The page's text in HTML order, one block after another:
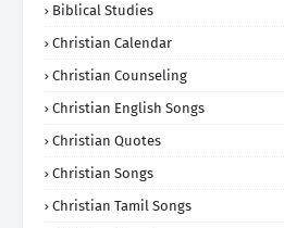
Biblical Studies
Christian Calendar
Christian Counseling
Christian English Songs
Christian Quotes
Christian Songs
Christian Tamil Songs